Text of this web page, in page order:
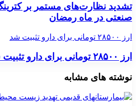
تشدید نظارت‌های مستمر بر
صنعتی در ماه رمضان
ارز ۲۸۵۰۰ تومانی برای دارو تثبیت شد
ارز ۲۸۵۰۰ تومانی برای دارو تثبیت شد
نوشته های مشابه